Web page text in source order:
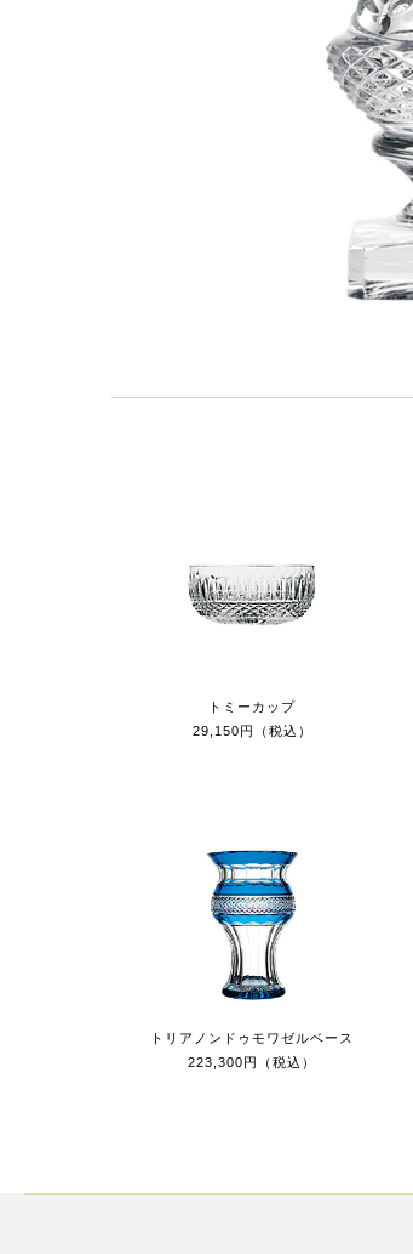
トミーカップ
29,150円（税込）
トリアノンドゥモワゼルベース
223,300円（税込）